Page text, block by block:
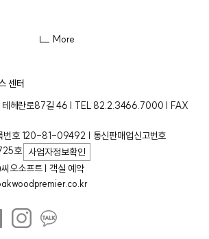
More
센터
테헤란로87길 46 | TEL 82.2.3466.7000 | FAX
번호 120-81-09492 | 통신판매업신고번호
호 사업자정보확인
오소프트 | 객실 예약